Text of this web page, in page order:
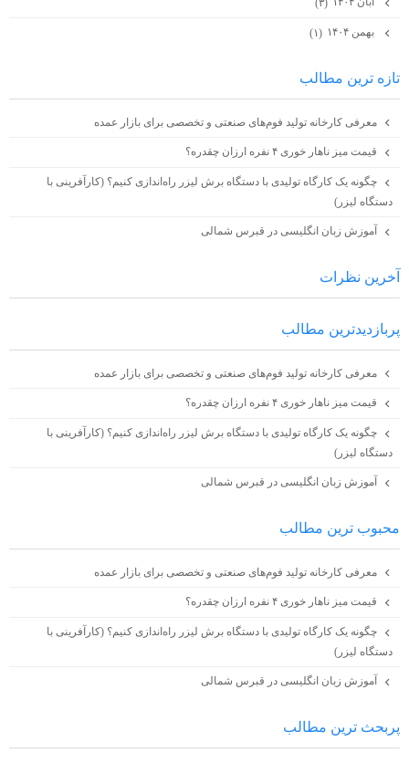
(۳)
بهمن ۱۴۰۴ (۱)
تازه ترين مطالب
معرفی کارخانه تولید فوم‌های صنعتی و تخصصی برای بازار عمده
قیمت میز ناهار خوری ۴ نفره ارزان چقدره؟
چگونه یک کارگاه تولیدی با دستگاه برش لیزر راه‌اندازی کنیم؟ (کارآفرینی با
دستگاه لیزر)
آموزش زبان انگلیسی در قبرس شمالی
آخرين نظرات
پربازديدترين مطالب
معرفی کارخانه تولید فوم‌های صنعتی و تخصصی برای بازار عمده
قیمت میز ناهار خوری ۴ نفره ارزان چقدره؟
چگونه یک کارگاه تولیدی با دستگاه برش لیزر راه‌اندازی کنیم؟ (کارآفرینی با
دستگاه لیزر)
آموزش زبان انگلیسی در قبرس شمالی
محبوب ترين مطالب
معرفی کارخانه تولید فوم‌های صنعتی و تخصصی برای بازار عمده
قیمت میز ناهار خوری ۴ نفره ارزان چقدره؟
چگونه یک کارگاه تولیدی با دستگاه برش لیزر راه‌اندازی کنیم؟ (کارآفرینی با
دستگاه لیزر)
آموزش زبان انگلیسی در قبرس شمالی
پربحث ترين مطالب